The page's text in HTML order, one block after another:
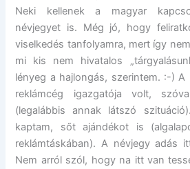
Neki kellenek a magyar
névjegyet is. Még jó, hogy
viselkedés tanfolyamra, mert így
mi kis nem hivatalos
lényeg a hajlongás, szerintem. :-) A
reklámcég igazgatója volt,
(legalábbis annak látszó
kaptam, sőt ajándékot is
reklámtáskában). A névjegy adás
Nem arról szól, hogy na itt van